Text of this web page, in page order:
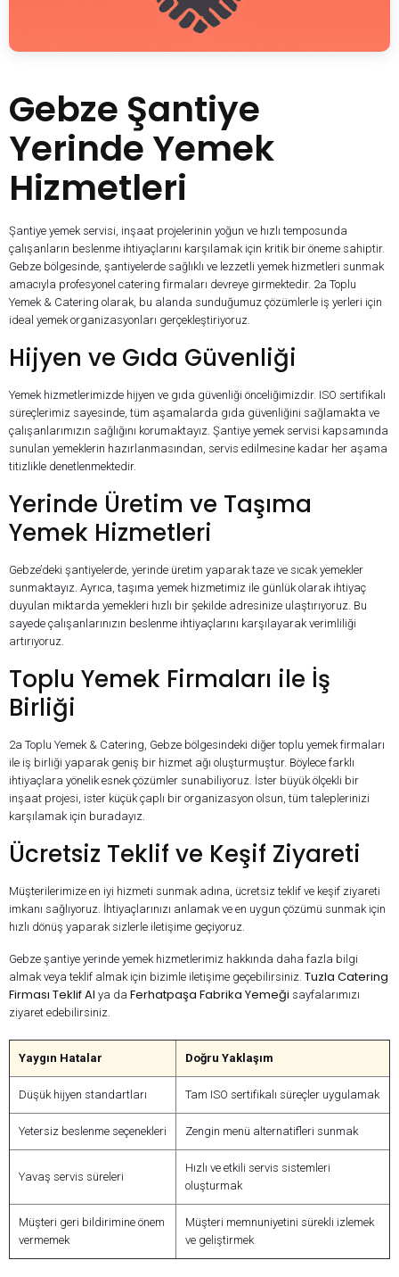
Gebze Şantiye
Yerinde Yemek
Hizmetleri
Şantiye yemek servisi, inşaat projelerinin yoğun ve hızlı temposunda
çalışanların beslenme ihtiyaçlarını karşılamak için kritik bir öneme sahiptir.
Gebze bölgesinde, şantiyelerde sağlıklı ve lezzetli yemek hizmetleri sunmak
amacıyla profesyonel catering firmaları devreye girmektedir. 2a Toplu
Yemek & Catering olarak, bu alanda sunduğumuz çözümlerle iş yerleri için
ideal yemek organizasyonları gerçekleştiriyoruz.
Hijyen ve Gıda Güvenliği
Yemek hizmetlerimizde hijyen ve gıda güvenliği önceliğimizdir. ISO sertifikalı
süreçlerimiz sayesinde, tüm aşamalarda gıda güvenliğini sağlamakta ve
çalışanlarımızın sağlığını korumaktayız. Şantiye yemek servisi kapsamında
sunulan yemeklerin hazırlanmasından, servis edilmesine kadar her aşama
titizlikle denetlenmektedir.
Yerinde Üretim ve Taşıma
Yemek Hizmetleri
Gebze’deki şantiyelerde, yerinde üretim yaparak taze ve sıcak yemekler
sunmaktayız. Ayrıca, taşıma yemek hizmetimiz ile günlük olarak ihtiyaç
duyulan miktarda yemekleri hızlı bir şekilde adresinize ulaştırıyoruz. Bu
sayede çalışanlarınızın beslenme ihtiyaçlarını karşılayarak verimliliği
artırıyoruz.
Toplu Yemek Firmaları ile İş
Birliği
2a Toplu Yemek & Catering, Gebze bölgesindeki diğer toplu yemek firmaları
ile iş birliği yaparak geniş bir hizmet ağı oluşturmuştur. Böylece farklı
ihtiyaçlara yönelik esnek çözümler sunabiliyoruz. İster büyük ölçekli bir
inşaat projesi, ister küçük çaplı bir organizasyon olsun, tüm taleplerinizi
karşılamak için buradayız.
Ücretsiz Teklif ve Keşif Ziyareti
Müşterilerimize en iyi hizmeti sunmak adına, ücretsiz teklif ve keşif ziyareti
imkanı sağlıyoruz. İhtiyaçlarınızı anlamak ve en uygun çözümü sunmak için
hızlı dönüş yaparak sizlerle iletişime geçiyoruz.
Gebze şantiye yerinde yemek hizmetlerimiz hakkında daha fazla bilgi
almak veya teklif almak için bizimle iletişime geçebilirsiniz. Tuzla Catering
Firması Teklif Al ya da Ferhatpaşa Fabrika Yemeği sayfalarımızı
ziyaret edebilirsiniz.
Yaygın Hatalar Doğru Yaklaşım
Düşük hijyen standartları Tam ISO sertifikalı süreçler uygulamak
Yetersiz beslenme seçenekleri Zengin menü alternatifleri sunmak
Yavaş servis süreleri
Hızlı ve etkili servis sistemleri
oluşturmak
Müşteri geri bildirimine önem
vermemek
Müşteri memnuniyetini sürekli izlemek
ve geliştirmek